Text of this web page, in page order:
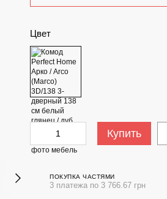
Цвет
Купить
ПОКУПКА ЧАСТЯМИ
3 платежа по 3 766.67 грн